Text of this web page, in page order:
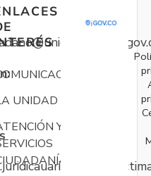
UNIDAD
Y